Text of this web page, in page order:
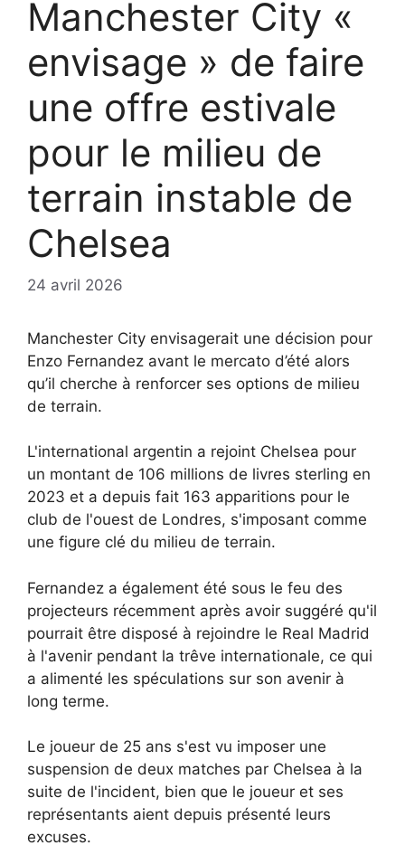
Manchester City «
envisage » de faire
une offre estivale
pour le milieu de
terrain instable de
Chelsea
24 avril 2026
Manchester City envisagerait une décision pour
Enzo Fernandez avant le mercato d’été alors
qu’il cherche à renforcer ses options de milieu
de terrain.
L'international argentin a rejoint Chelsea pour
un montant de 106 millions de livres sterling en
2023 et a depuis fait 163 apparitions pour le
club de l'ouest de Londres, s'imposant comme
une figure clé du milieu de terrain.
Fernandez a également été sous le feu des
projecteurs récemment après avoir suggéré qu'il
pourrait être disposé à rejoindre le Real Madrid
à l'avenir pendant la trêve internationale, ce qui
a alimenté les spéculations sur son avenir à
long terme.
Le joueur de 25 ans s'est vu imposer une
suspension de deux matches par Chelsea à la
suite de l'incident, bien que le joueur et ses
représentants aient depuis présenté leurs
excuses.